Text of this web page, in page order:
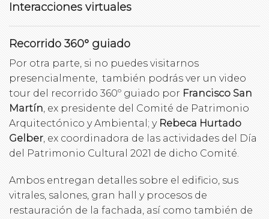
Interacciones virtuales
Recorrido 360° guiado
Por otra parte, si no puedes visitarnos
presencialmente, también podrás ver un video
tour del recorrido 360º guiado por Francisco San
Martín, ex presidente del Comité de Patrimonio
Arquitectónico y Ambiental; y Rebeca Hurtado
Gelber, ex coordinadora de las actividades del Día
del Patrimonio Cultural 2021 de dicho Comité.
Ambos entregan detalles sobre el edificio, sus
vitrales, salones, gran hall y procesos de
restauración de la fachada, así como también de